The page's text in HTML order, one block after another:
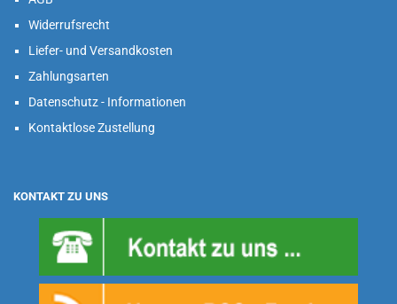
Widerrufsrecht
Liefer- und Versandkosten
Zahlungsarten
Datenschutz - Informationen
Kontaktlose Zustellung
KONTAKT ZU UNS